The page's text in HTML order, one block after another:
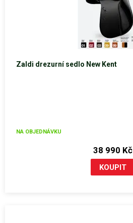
Zaldi drezurní sedlo New Kent
NA OBJEDNÁVKU
38 990 Kč